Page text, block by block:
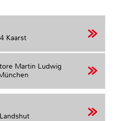
Kaarst
Martin Ludwig